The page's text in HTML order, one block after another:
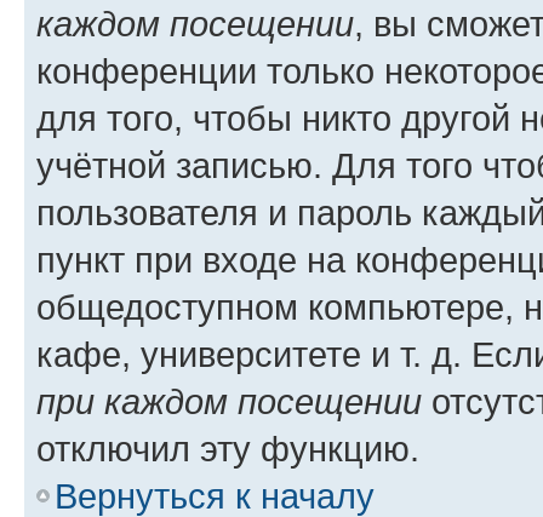
каждом посещении, вы
конференции только
для того, чтобы никто другой
учётной записью. Для того
пользователя и пароль
пункт при входе на
общедоступном компьютере,
кафе, университете и т. д.
при каждом посещении
отключил эту функцию.
Вернуться к началу